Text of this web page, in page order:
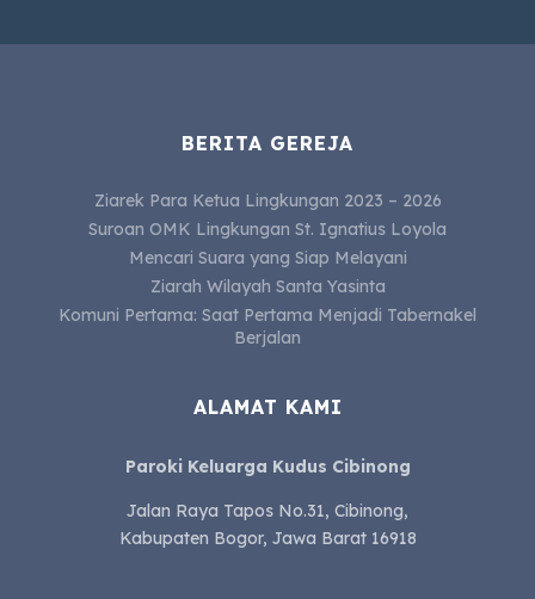
BERITA GEREJA
Ziarek Para Ketua Lingkungan 2023 – 2026
Suroan OMK Lingkungan St. Ignatius Loyola
Mencari Suara yang Siap Melayani
Ziarah Wilayah Santa Yasinta
Komuni Pertama: Saat Pertama Menjadi Tabernakel
Berjalan
ALAMAT KAMI
Paroki Keluarga Kudus Cibinong
Jalan Raya Tapos No.31, Cibinong,
Kabupaten Bogor, Jawa Barat 16918